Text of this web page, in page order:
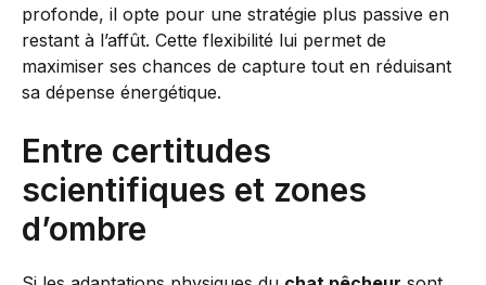
profonde, il opte pour une stratégie plus passive en
restant à l’affût. Cette flexibilité lui permet de
maximiser ses chances de capture tout en réduisant
sa dépense énergétique.
Entre certitudes
scientifiques et zones
d’ombre